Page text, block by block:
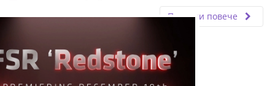
Прочети повече